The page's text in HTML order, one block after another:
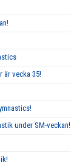
är vecka 35!
under SM-veckan!